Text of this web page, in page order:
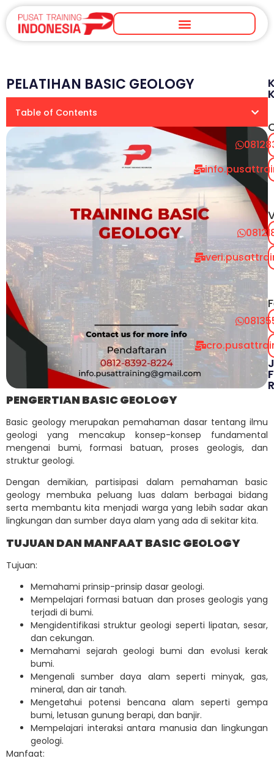
PELATIHAN BASIC GEOLOGY
Table of Contents
PENGERTIAN BASIC GEOLOGY
Basic geology merupakan pemahaman dasar tentang ilmu
geologi yang mencakup konsep-konsep fundamental
mengenai bumi, formasi batuan, proses geologis, dan
struktur geologi.
Dengan demikian, partisipasi dalam pemahaman basic
geology membuka peluang luas dalam berbagai bidang
serta membantu kita menjadi warga yang lebih sadar akan
lingkungan dan sumber daya alam yang ada di sekitar kita.
TUJUAN DAN MANFAAT BASIC GEOLOGY
Tujuan:
Memahami prinsip-prinsip dasar geologi.
Mempelajari formasi batuan dan proses geologis yang
terjadi di bumi.
Mengidentifikasi struktur geologi seperti lipatan, sesar,
dan cekungan.
Memahami sejarah geologi bumi dan evolusi kerak
bumi.
Mengenali sumber daya alam seperti minyak, gas,
mineral, dan air tanah.
Mengetahui potensi bencana alam seperti gempa
bumi, letusan gunung berapi, dan banjir.
Mempelajari interaksi antara manusia dan lingkungan
geologi.
Manfaat: